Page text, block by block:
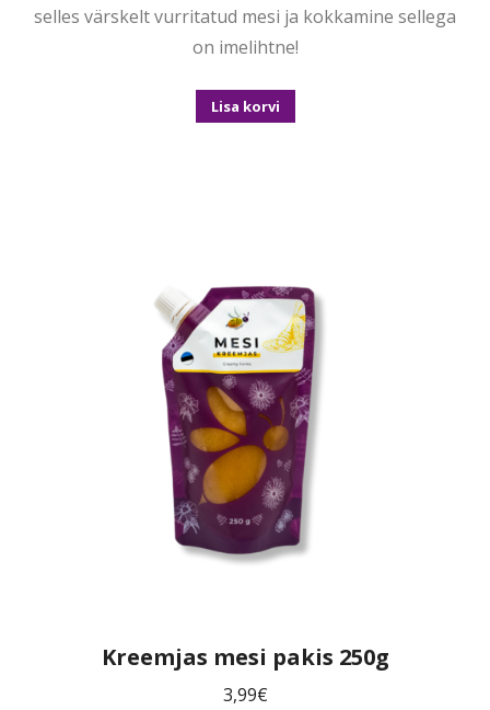
selles värskelt vurritatud mesi ja kokkamine sellega
on imelihtne!
Lisa korvi
Kreemjas mesi pakis 250g
3,99€